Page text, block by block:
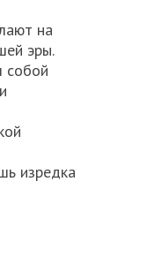
на
эры.
собой
изредка